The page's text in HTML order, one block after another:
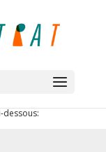
dessous: